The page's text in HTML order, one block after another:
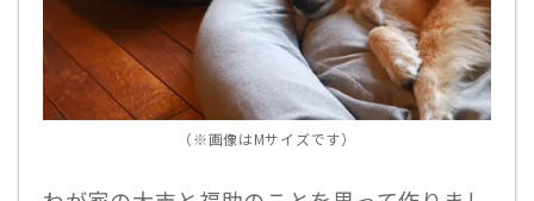
（※画像はMサイズです）